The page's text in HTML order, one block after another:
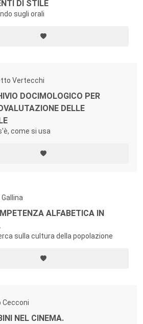
DI STILE
sugli orali
Vertecchi
DOCIMOLOGICO PER
DELLE
come si usa
ALFABETICA IN
sulla cultura della popolazione
Cecconi
NEL CINEMA.